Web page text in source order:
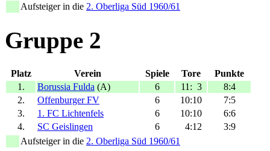
Aufsteiger in die 2. Oberliga Süd 1960/61
Gruppe 2
Platz Verein Spiele Tore
Punkte
1.
Borussia Fulda (A) 6 11: 3
8:4
2.
Offenburger FV 6 10:10
7:5
3.
1. FC Lichtenfels 6 10:10
6:6
4.
SC Geislingen 6 4:12
3:9
Aufsteiger in die 2. Oberliga Süd 1960/61